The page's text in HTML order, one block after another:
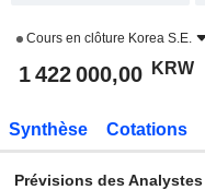
Cours en clôture Korea S.E.
1 422 000,00 KRW
Synthèse Cotations
Prévisions des Analystes